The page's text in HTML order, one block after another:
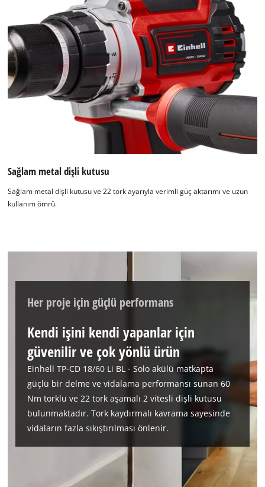
Google Maps hizmetini yüklemek için
izninize ihtiyacımız var!
This content is not permitted to load due
visitor. The website owner needs to setup
the site with their CMP to add this content
to the list of technologies used.
Powered byUsercentrics Consent
Management Platform
Sağlam metal dişli kutusu
Sağlam metal dişli kutusu ve 22 tork ayarıyla verimli güç aktarımı ve uzun
kullanım ömrü.
Her proje için güçlü performans
Kendi işini kendi yapanlar için
güvenilir ve çok yönlü ürün
Einhell TP-CD 18/60 Li BL - Solo akülü matkapta
güçlü bir delme ve vidalama performansı sunan 60
Nm torklu ve 22 tork aşamalı 2 vitesli dişli kutusu
bulunmaktadır. Tork kaydırmalı kavrama sayesinde
vidaların fazla sıkıştırılması önlenir.